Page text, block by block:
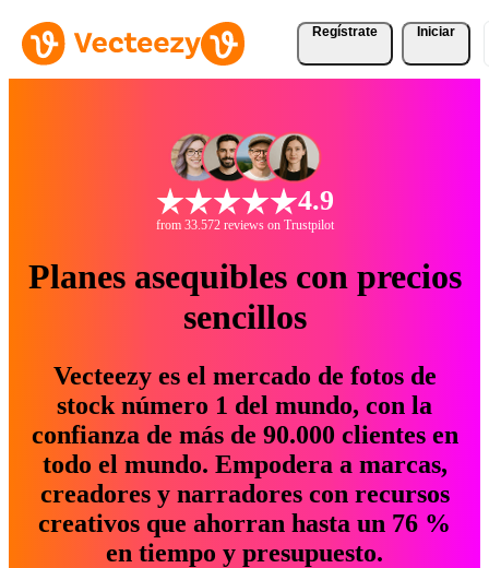
Regístrate Iniciar
4.9
from 33.572 reviews on Trustpilot
Planes asequibles con precios
sencillos
Vecteezy es el mercado de fotos de
stock número 1 del mundo, con la
confianza de más de 90.000 clientes en
todo el mundo. Empodera a marcas,
creadores y narradores con recursos
creativos que ahorran hasta un 76 %
en tiempo y presupuesto.